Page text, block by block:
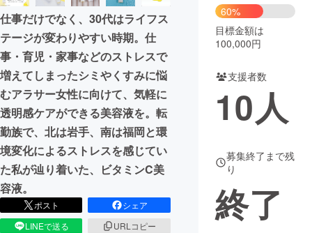
まちづくり・地域活性化
CAMPFIRE for Social Good
CAMPFIRE Creation
CAMPFIREふるさと納税machi-ya コミュニティ
仕事だけでなく、30代はライフス
テージが変わりやすい時期。仕
事・育児・家事などのストレスで
増えてしまったシミやくすみに悩
むアラサー女性に向けて、気軽に
透明感ケアができる美容液を。転
勤族で、北は岩手、南は福岡と環
境変化によるストレスを感じてい
た私が辿り着いた、ビタミンC美
容液。
ポスト
シェア
LINEで送る
URLコピー
60%
目標金額は
100,000円
支援者数
10人
募集終了まで残
り
終了